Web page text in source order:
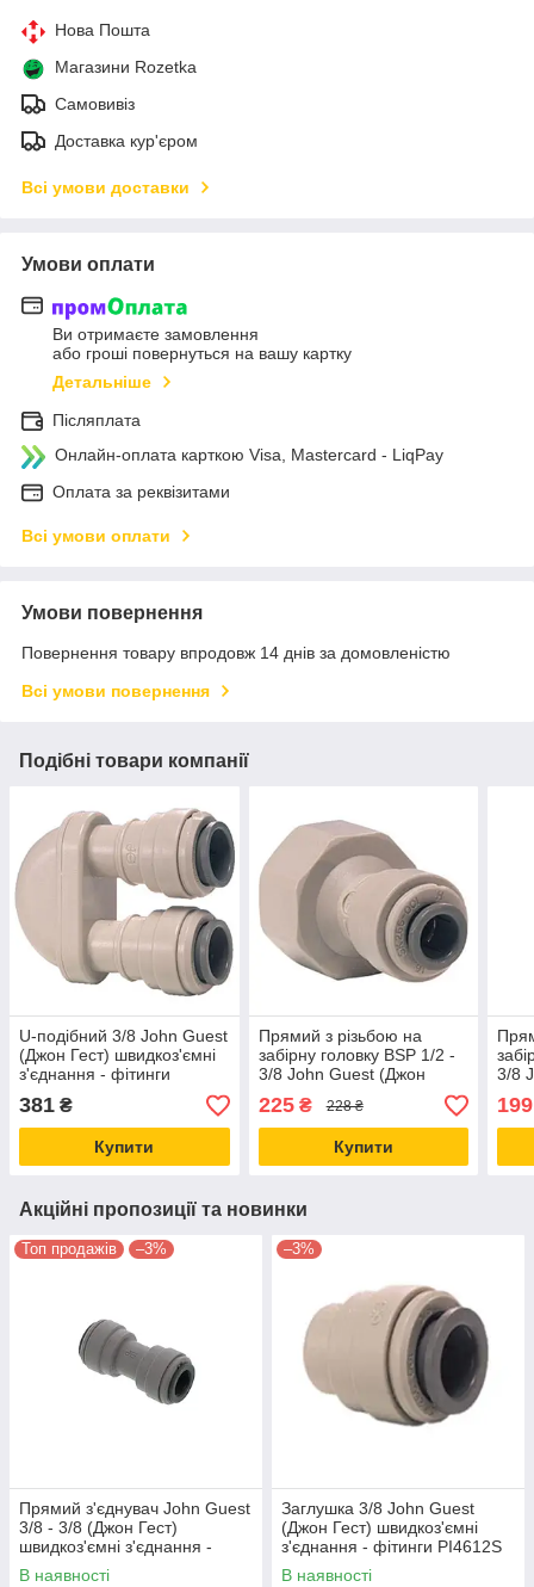
Нова Пошта
Магазини Rozetka
Самовивіз
Доставка кур'єром
Всі умови доставки
Умови оплати
Ви отримаєте замовлення
або гроші повернуться на вашу картку
Детальніше
Післяплата
Онлайн-оплата карткою Visa, Mastercard - LiqPay
Оплата за реквізитами
Всі умови оплати
Умови повернення
Повернення товару впродовж 14 днів за домовленістю
Всі умови повернення
Подібні товари компанії
U-подібний 3/8 John Guest
(Джон Гест) швидкоз'ємні
з'єднання - фітинги
PIUB12S
381 ₴
Купити
Прямий з різьбою на
забірну головку BSP 1/2 -
3/8 John Guest (Джон
Гест) швидкоз'ємні
з'єднання PI451214CS
225₴ 228 ₴
Купити
3/8
199
Акційні пропозиції та новинки
Топ продажів –3%
Прямий з'єднувач John Guest
3/8 - 3/8 (Джон Гест)
швидкоз'ємні з'єднання -
фітинги Б/У
В наявності
–3%
Заглушка 3/8 John Guest
(Джон Гест) швидкоз'ємні
з'єднання - фітинги PI4612S
В наявності